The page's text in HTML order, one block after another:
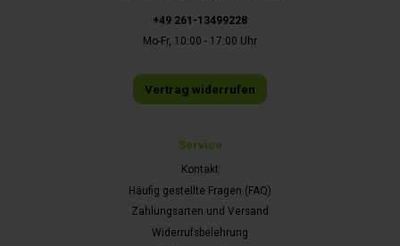
+49 261-13499228
Mo-Fr, 10:00 - 17:00 Uhr
Vertrag widerrufen
Service
Kontakt
Häufig gestellte Fragen (FAQ)
Zahlungsarten und Versand
Widerrufsbelehrung